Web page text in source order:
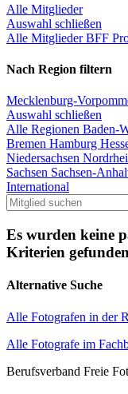
Alle Mitglieder
Auswahl schließen
Alle MitgliederBFF
Nach Region filtern
Mecklenburg-
Auswahl schließen
Alle Regionen Baden-
Bremen Hamburg
Niedersachsen
Sachsen Sachsen-
International
Es wurden keine
Kriterien
Alternative Suche
Alle Fotografen in der
Alle Fotografe im
Berufsverband Freie